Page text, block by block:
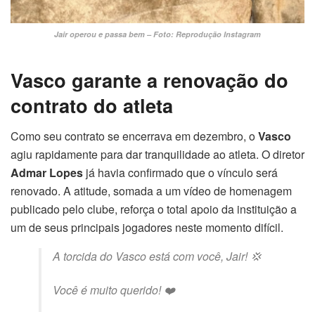
Jair operou e passa bem – Foto: Reprodução Instagram
Vasco garante a renovação do
contrato do atleta
Como seu contrato se encerrava em dezembro, oVasco
agiu rapidamente para dar tranquilidade ao atleta. O diretor
Admar Lopes já havia confirmado que o vínculo será
renovado. A atitude, somada a um vídeo de homenagem
publicado pelo clube, reforça o total apoio da instituição a
um de seus principais jogadores neste momento difícil.
A torcida do Vasco está com você, Jair! 💢
Você é muito querido! ❤️